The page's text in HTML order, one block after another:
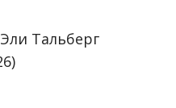
Тальберг